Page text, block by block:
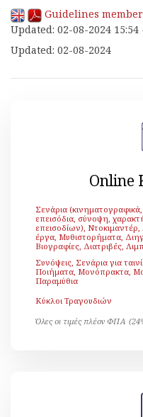
Guidelines
Updated: 02-08-2024 15:54
Updated: 02-08-2024
Online
Σενάρια
επεισόδια, σύνοψη,
επεισοδίων),
έργα, Μυθιστορήματα,
Βιογραφίες, Διατριβές,
Συνόψεις, Σενάρια για
Ποιήματα, Μονόπρακτα,
Παραμύθια
Κύκλοι Τραγουδιών
Όλες οι τιμές πλέον ΦΠΑ